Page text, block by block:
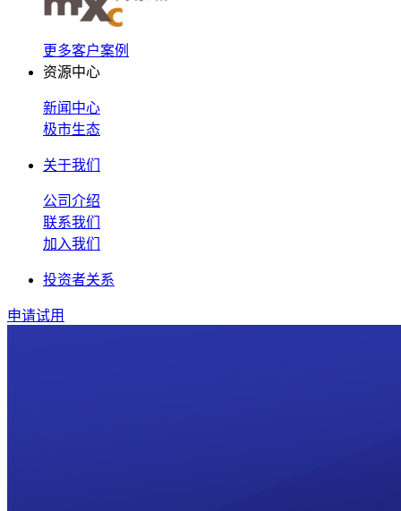
更多客户案例
资源中心
新闻中心
极市生态
关于我们
公司介绍
联系我们
加入我们
投资者关系
申请试用